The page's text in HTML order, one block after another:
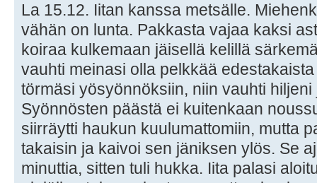
La 15.12. Iitan kanssa metsälle.
vähän on lunta. Pakkasta vajaa kaksi
koiraa kulkemaan jäisellä kelillä
vauhti meinasi olla pelkkää
törmäsi yösyönnöksiin, niin vauhti
Syönnösten päästä ei kuitenkaan
siirräytti haukun kuulumattomiin, mutta
takaisin ja kaivoi sen jäniksen ylös. Se
minuttia, sitten tuli hukka. Iita palasi